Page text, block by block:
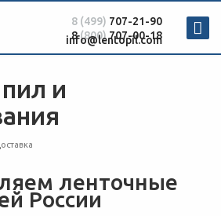
8(800)707-00-18
8 (499) 707-21-90
info@lentopil.com
и
ленточные
России